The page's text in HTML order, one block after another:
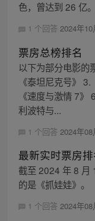
色，曾达到 26 亿。
1 个回答 2024年
票房总榜排名
以下为部分电影的
《泰坦尼克号》
《速度与激情 7
利波特与...
1 个回答 2024年
最新实时票房
截至 2024 年 8 月
的是《抓娃娃》。
1 个回答 2024年